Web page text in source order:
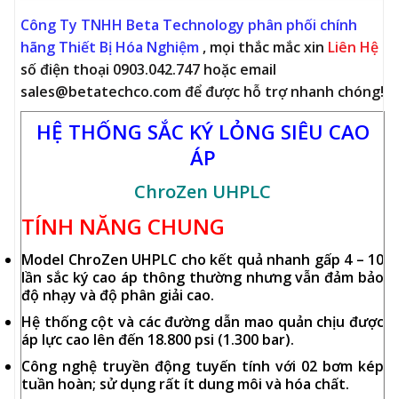
Công Ty TNHH Beta Technology phân phối chính
hãng Thiết Bị Hóa Nghiệm , mọi thắc mắc xin Liên Hệ
số điện thoại 0903.042.747 hoặc email
sales@betatechco.com để được hỗ trợ nhanh chóng!
HỆ THỐNG SẮC KÝ LỎNG SIÊU CAO
ÁP
ChroZen UHPLC
TÍNH NĂNG CHUNG
Model ChroZen UHPLC cho kết quả nhanh gấp 4 – 10
lần sắc ký cao áp thông thường nhưng vẫn đảm bảo
độ nhạy và độ phân giải cao.
Hệ thống cột và các đường dẫn mao quản chịu được
áp lực cao lên đến 18.800 psi (1.300 bar).
Công nghệ truyền động tuyến tính với 02 bơm kép
tuần hoàn; sử dụng rất ít dung môi và hóa chất.